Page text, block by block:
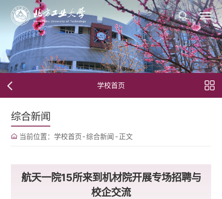
学校首页
综合新闻
当前位置： 学校首页-综合新闻 -正文
航天一院15所来到机材院开展专场招聘与
校企交流